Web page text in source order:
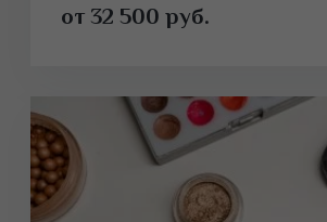
от 32 500 руб.